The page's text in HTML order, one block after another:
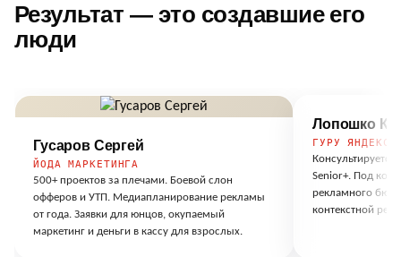
Результат — это создавшие его
люди
Гусаров Сергей
ЙОДА МАРКЕТИНГА
500+ проектов за плечами. Боевой слон
офферов и УТП. Медиапланирование рекламы
от года. Заявки для юнцов, окупаемый
маркетинг и деньги в кассу для взрослых.
Лопошко
ГУРУ
Senior+. Под
рекламного
контекстной